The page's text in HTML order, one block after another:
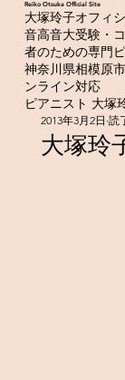
​Reiko Otsuka Official Site
大塚玲子オフィ
音高音大受験・
者のための専門
神奈川県相模原
ンライン対応
ピアニスト 大塚
大塚玲
2013年3月2日 読